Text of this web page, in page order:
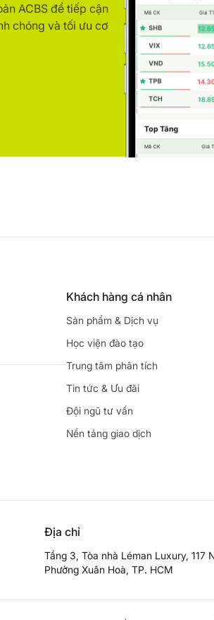
ACBS để tiếp cận
chóng và tối ưu cơ
Khách hàng cá nhân
Sản phẩm & Dịch vụ
Học viện đào tạo
Trung tâm phân tích
Tin tức & Ưu đãi
Đội ngũ tư vấn
Nền tảng giao dịch
Địa chỉ
Tầng 3, Tòa nhà Léman Luxury, 117
Phường Xuân Hoà, TP. HCM